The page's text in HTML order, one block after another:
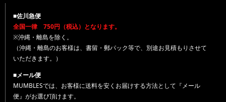
■佐川急便
全国一律 750円（税込）となります。
※沖縄・離島を除く。
（沖縄・離島のお客様は、書留・郵パック等で、別途お見積もりさせて
いただきます。）
■メール便
MUMBLESでは、お客様に送料を安くお届けする方法として『メール
便』がお選び頂けます。